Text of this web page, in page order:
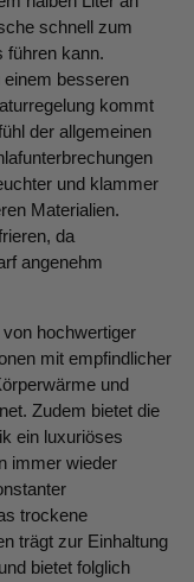
schnell zum
führen kann.
besseren
kommt
der allgemeinen
und klammer
Materialien.
da
angenehm
hochwertiger
mit empfindlicher
und
Zudem bietet die
ein luxuriöses
immer wieder
trockene
trägt zur Einhaltung
bietet folglich